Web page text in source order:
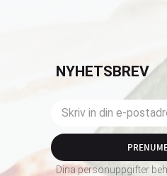
NYHETSBREV
Dina personuppgifter